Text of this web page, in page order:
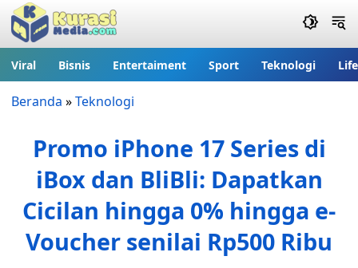
Viral Bisnis Entertaiment Sport Teknologi
Beranda »Teknologi
Promo iPhone 17 Series di
iBox dan BliBli: Dapatkan
Cicilan hingga 0% hingga e-
Voucher senilai Rp500 Ribu